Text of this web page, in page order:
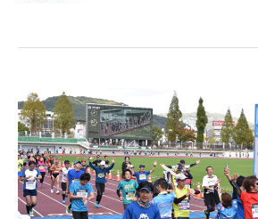
社
岡
山
縣
2018
年